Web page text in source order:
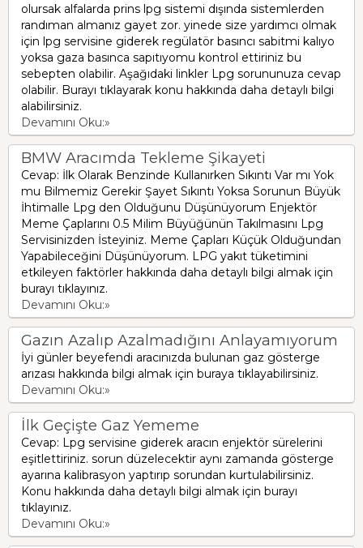
olursak alfalarda prins lpg sistemi dışında sistemlerden
randıman almanız gayet zor. yinede size yardımcı olmak
için lpg servisine giderek regülatör basıncı sabitmi kalıyo
yoksa gaza basınca sapıtıyomu kontrol ettiriniz bu
sebepten olabilir. Aşağıdaki linkler Lpg sorununuza cevap
olabilir. Burayı tıklayarak konu hakkında daha detaylı bilgi
alabilirsiniz.
Devamını Oku:»
BMW Aracımda Tekleme Şikayeti
Cevap: İlk Olarak Benzinde Kullanırken Sıkıntı Var mı Yok
mu Bilmemiz Gerekir Şayet Sıkıntı Yoksa Sorunun Büyük
İhtimalle Lpg den Olduğunu Düşünüyorum Enjektör
Meme Çaplarını 0.5 Milim Büyüğünün Takılmasını Lpg
Servisinizden İsteyiniz. Meme Çapları Küçük Olduğundan
Yapabileceğini Düşünüyorum. LPG yakıt tüketimini
etkileyen faktörler hakkında daha detaylı bilgi almak için
burayı tıklayınız.
Devamını Oku:»
Gazın Azalıp Azalmadığını Anlayamıyorum
İyi günler beyefendi aracınızda bulunan gaz gösterge
arızası hakkında bilgi almak için buraya tıklayabilirsiniz.
Devamını Oku:»
İlk Geçişte Gaz Yememe
Cevap: Lpg servisine giderek aracın enjektör sürelerini
eşitlettiriniz. sorun düzelecektir aynı zamanda gösterge
ayarına kalibrasyon yaptırıp sorundan kurtulabilirsiniz.
Konu hakkında daha detaylı bilgi almak için burayı
tıklayınız.
Devamını Oku:»